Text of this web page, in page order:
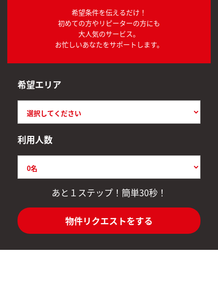
希望条件を伝えるだけ！
初めての方やリピーターの方にも
大人気のサービス。
お忙しいあなたをサポートします。
希望エリア
利用人数
あと１ステップ！簡単30秒！
物件リクエストをする